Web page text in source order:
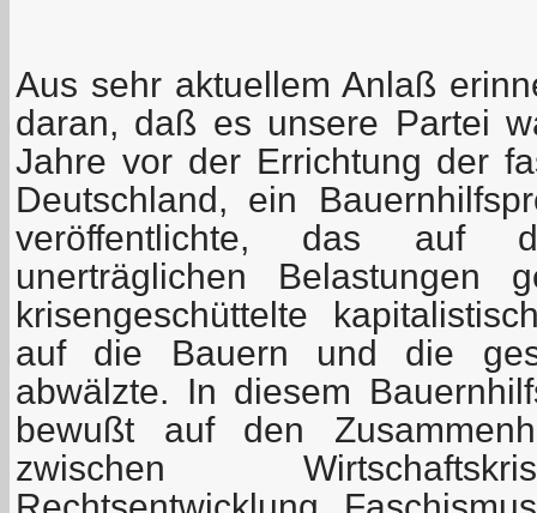
Aus sehr aktuellem Anlaß
daran, daß es unsere Partei
Jahre vor der Errichtung der
Deutschland, ein
veröffentlichte, das auf
unerträglichen Belastungen
krisengeschüttelte
auf die Bauern und die
abwälzte. In diesem
bewußt auf den
zwischen